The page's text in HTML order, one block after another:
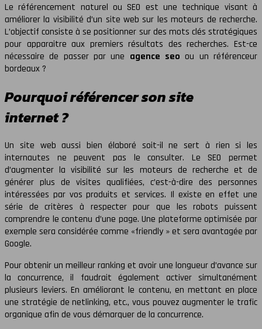
Le référencement naturel ou SEO est une technique visant à
améliorer la visibilité d’un site web sur les moteurs de recherche.
L’objectif consiste à se positionner sur des mots clés stratégiques
pour apparaitre aux premiers résultats des recherches. Est-ce
nécessaire de passer par une agence seo ou un référenceur
bordeaux ?
Pourquoi référencer son site
internet ?
Un site web aussi bien élaboré soit-il ne sert à rien si les
internautes ne peuvent pas le consulter. Le SEO permet
d’augmenter la visibilité sur les moteurs de recherche et de
générer plus de visites qualifiées, c’est-à-dire des personnes
intéressées par vos produits et services. Il existe en effet une
série de critères à respecter pour que les robots puissent
comprendre le contenu d’une page. Une plateforme optimisée par
exemple sera considérée comme «friendly » et sera avantagée par
Google.
Pour obtenir un meilleur ranking et avoir une longueur d’avance sur
la concurrence, il faudrait également activer simultanément
plusieurs leviers. En améliorant le contenu, en mettant en place
une stratégie de netlinking, etc., vous pouvez augmenter le trafic
organique afin de vous démarquer de la concurrence.